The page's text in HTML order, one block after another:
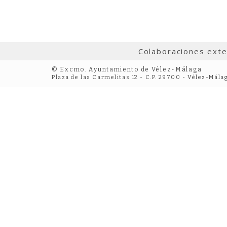
Colaboraciones
© Excmo. Ayuntamiento de Vélez-Málaga
Plaza de las Carmelitas 12 - C.P. 29700 - Vélez-